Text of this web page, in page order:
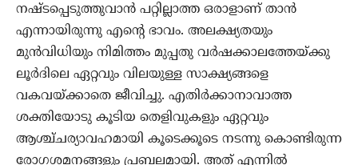
നഷ്ടപ്പെടുത്തുവാന്‍ പറ്റില്ലാത്ത ഒരാളാണ് താന്‍
എന്നായിരുന്നു എന്‍റെ ഭാവം. അലക്ഷ്യതയും
മുന്‍വിധിയും നിമിത്തം മുപ്പതു വര്‍ഷക്കാലത്തേയ്ക്കു
ലൂര്‍ദിലെ ഏറ്റവും വിലയുള്ള സാക്ഷ്യങ്ങളെ
വകവയ്ക്കാതെ ജീവിച്ചു. എതിര്‍ക്കാനാവാത്ത
ശക്തിയോടു കൂടിയ തെളിവുകളും ഏറ്റവും
ആശ്ച്ചര്യാവഹമായി കൂടെക്കൂടെ നടന്നു കൊണ്ടിരുന്ന
രോഗശമനങ്ങളും പ്രബലമായി. അത് എന്നില്‍